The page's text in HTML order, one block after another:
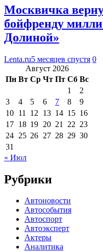
Москвичка
бойфренду
Долиной»
Lenta.ru5 месяцев спустя 0
Август 2026
Пн Вт Ср Чт Пт Сб Вс
1
2
3
4 5 6 7 8
9
10 11 12 13 14 15 16
17 18 19 20 21 22 23
24 25 26 27 28 29 30
31
« Июл
Рубрики
Автоновости
Автособытия
Автоспорт
Автоэксперт
Актеры
Аналитика